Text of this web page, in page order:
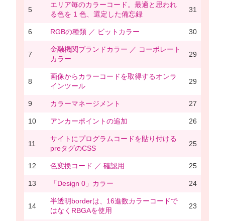
5
エリア毎のカラーコード。最適と思われ
る色を 1 色、選定した備忘録
31
6 RGBの種類 ／ ビットカラー 30
7
金融機関ブランドカラー ／ コーポレート
カラー
29
8
画像からカラーコードを取得するオンラ
インツール
29
9 カラーマネージメント 27
10 アンカーポイントの追加 26
11
サイトにプログラムコードを貼り付ける
preタグのCSS
25
12 色変換コード ／ 確認用 25
13 「Design 0」カラー 24
14
半透明borderは、16進数カラーコードで
はなくRBGAを使用
23